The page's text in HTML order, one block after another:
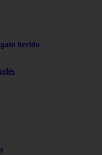
herido